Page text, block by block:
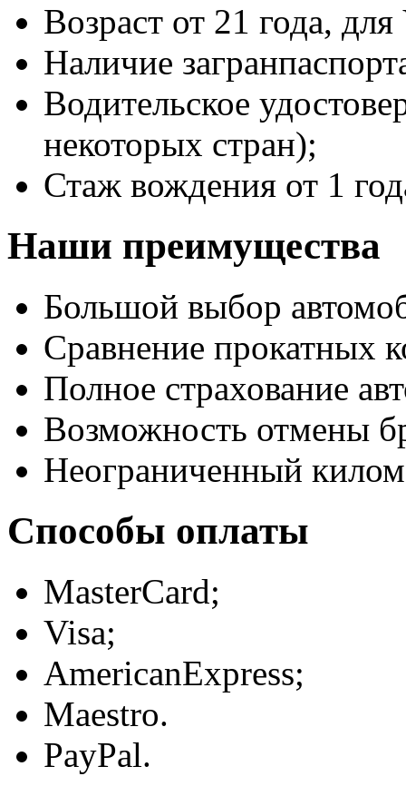
Возраст от 21 года,
Наличие
Водительское
некоторых стран);
Стаж вождения от 1
Наши преимущества
Большой выбор
Сравнение прокатных
Полное страхование
Возможность отмены
Неограниченный
Способы оплаты
MasterCard;
Visa;
AmericanExpress;
Maestro.
PayPal.